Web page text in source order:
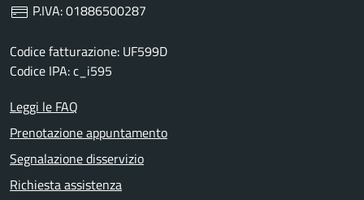
P.IVA: 01886500287
Codice fatturazione: UF599D
Codice IPA: c_i595
Leggi le FAQ
Prenotazione appuntamento
Segnalazione disservizio
Richiesta assistenza